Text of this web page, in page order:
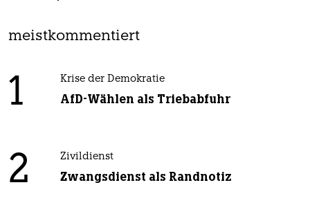
meistkommentiert
1 Krise der Demokratie
AfD-Wählen als Triebabfuhr
2 Zivildienst
Zwangsdienst als Randnotiz